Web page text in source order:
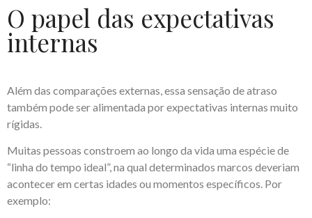
O papel das expectativas
internas
Além das comparações externas, essa sensação de atraso
também pode ser alimentada por expectativas internas muito
rígidas.
Muitas pessoas constroem ao longo da vida uma espécie de
“linha do tempo ideal”, na qual determinados marcos deveriam
acontecer em certas idades ou momentos específicos. Por
exemplo: